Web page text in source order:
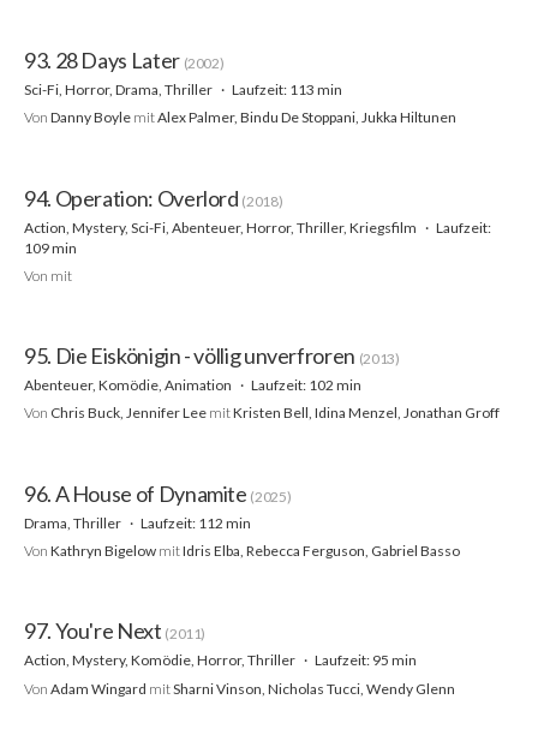
93. 28 Days Later (2002)
Sci-Fi, Horror, Drama, Thriller
Laufzeit: 113 min
Von Danny Boyle mitAlex Palmer, Bindu De Stoppani, Jukka Hiltunen
94. Operation: Overlord (2018)
Action, Mystery, Sci-Fi, Abenteuer, Horror, Thriller, Kriegsfilm
Laufzeit:
109 min
Von mit
95. Die Eiskönigin - völlig unverfroren (2013)
Abenteuer, Komödie, Animation
Laufzeit: 102 min
Von Chris Buck, Jennifer Lee mitKristen Bell, Idina Menzel, Jonathan Groff
96. A House of Dynamite (2025)
Drama, Thriller
Laufzeit: 112 min
Von Kathryn Bigelow mitIdris Elba, Rebecca Ferguson, Gabriel Basso
97. You're Next (2011)
Action, Mystery, Komödie, Horror, Thriller
Laufzeit: 95 min
Von Adam Wingard mitSharni Vinson, Nicholas Tucci, Wendy Glenn